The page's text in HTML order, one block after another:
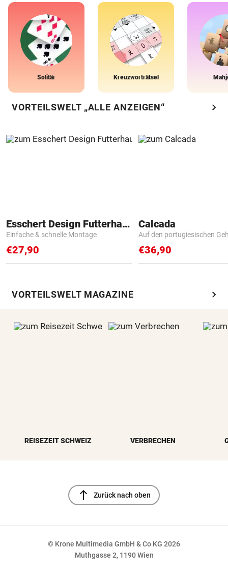
Solitär Kreuzworträtsel
VORTEILSWELT „ALLE ANZEIGEN“ chevron_right
Esschert Design Futterhaus
Einfache & schnelle Montage
€27,90
Calcada
Auf den portugiesischen
€36,90
VORTEILSWELT MAGAZINE chevron_right
REISEZEIT SCHWEIZ VERBRECHEN
north Zurück nach oben
© Krone Multimedia GmbH & Co KG 2026
Muthgasse 2, 1190 Wien